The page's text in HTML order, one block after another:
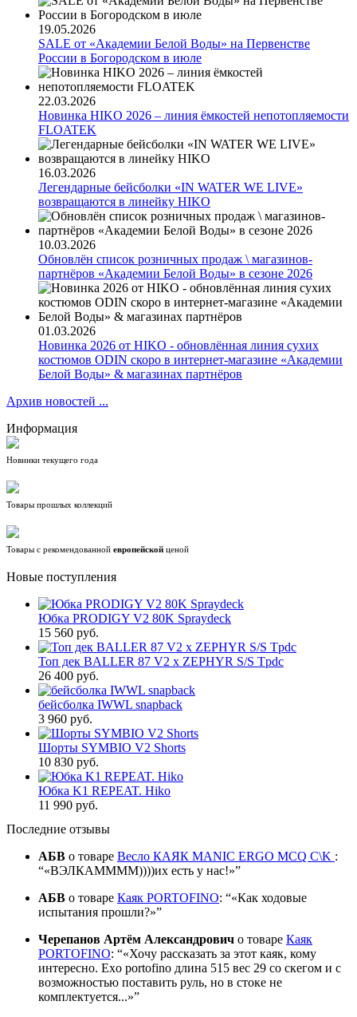
19.05.2026
SALE от «Академии Белой Воды» на Первенстве
России в Богородском в июле
22.03.2026
Новинка HIKO 2026 – линия ёмкостей непотопляемости
FLOATEK
16.03.2026
Легендарные бейсболки «IN WATER WE LIVE»
возвращаются в линейку HIKO
10.03.2026
Обновлён список розничных продаж \ магазинов-
партнёров «Академии Белой Воды» в сезоне 2026
01.03.2026
Новинка 2026 от HIKO - обновлённая линия сухих
костюмов ODIN скоро в интернет-магазине «Академии
Белой Воды» & магазинах партнёров
Архив новостей ...
Информация
Новинки текущего года
Товары прошлых коллекций
Товары с рекомендованной европейской ценой
Новые поступления
Юбка PRODIGY V2 80K Spraydeck
15 560 руб.
Топ дек BALLER 87 V2 x ZEPHYR S/S Tpdc
26 400 руб.
бейсболка IWWL snapback
3 960 руб.
Шорты SYMBIO V2 Shorts
10 830 руб.
Юбка K1 REPEAT. Hiko
11 990 руб.
Последние отзывы
АБВ о товаре Весло КАЯК MANIC ERGO MCQ C\K :
«ВЭЛКАММММ))))их есть у нас!»
АБВ о товаре Каяк PORTOFINO:
«Как ходовые
испытания прошли?»
Черепанов Артём Александрович о товаре Каяк
PORTOFINO:
«Хочу рассказать за этот каяк, кому
интересно. Exo portofino длина 515 вес 29 со скегом и с
возможностью поставить руль, но в стоке не
комплектуется...»